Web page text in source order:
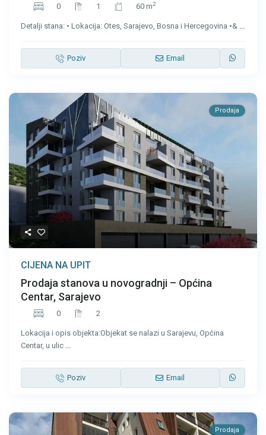
0 1 60 m2
Detalji stana: • Lokacija: Otes, Sarajevo, Bosna i Hercegovina •& ...
Poziv Email
Prodaja
CIJENA NA UPIT
Prodaja stanova u novogradnji – Općina
Centar, Sarajevo
0 2
Lokacija i opis objekta:Objekat se nalazi u Sarajevu, Općina
Centar, u ulic ...
Poziv Email
Prodaja